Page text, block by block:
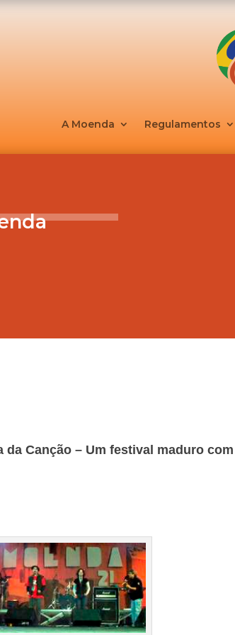
A Moenda Regulamentos
da Canção – Um festival maduro